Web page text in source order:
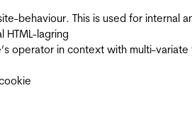
behaviour. This is used for internal
HTML-lagring
operator in context with multi-